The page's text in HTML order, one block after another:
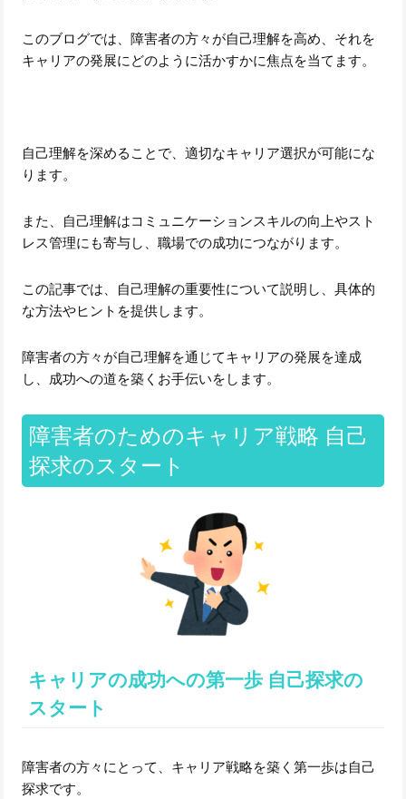
このブログでは、障害者の方々が自己理解を高め、それを
キャリアの発展にどのように活かすかに焦点を当てます。
自己理解を深めることで、適切なキャリア選択が可能にな
ります。
また、自己理解はコミュニケーションスキルの向上やスト
レス管理にも寄与し、職場での成功につながります。
この記事では、自己理解の重要性について説明し、具体的
な方法やヒントを提供します。
障害者の方々が自己理解を通じてキャリアの発展を達成
し、成功への道を築くお手伝いをします。
障害者のためのキャリア戦略 自己
探求のスタート
キャリアの成功への第一歩 自己探求の
スタート
障害者の方々にとって、キャリア戦略を築く第一歩は自己
探求です。